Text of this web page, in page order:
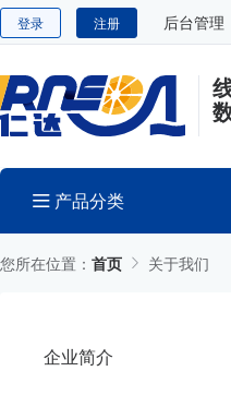
登录 注册 后台管理
产品分类
您所在位置： 首页 关于我们
企业简介